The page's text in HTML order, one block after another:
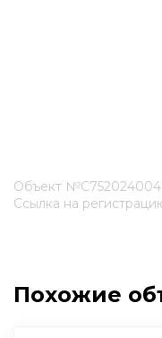
Объект
Ссылка на
Похожие